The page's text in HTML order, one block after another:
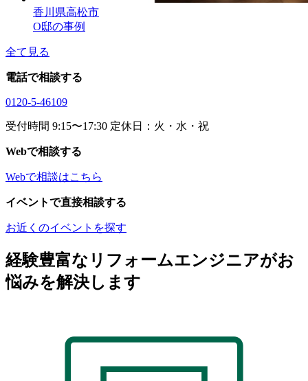
香川県高松市
O邸の事例
全て見る
電話で相談する
0120-5-46109
受付時間 9:15〜17:30 定休日：火・水・祝
Webで相談する
Webで相談はこちら
イベントで直接相談する
お近くのイベントを探す
経験豊富なリフォームエンジニアがお
悩みを解決します